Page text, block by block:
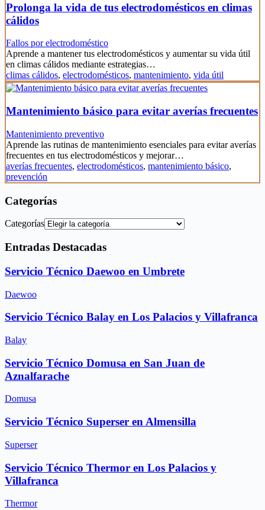
Prolonga la vida de tus electrodomésticos en climas
cálidos
Fallos por electrodoméstico
Aprende a mantener tus electrodomésticos y aumentar su vida útil
en climas cálidos mediante estrategias…
climas cálidos, electrodomésticos, mantenimiento, vida útil
Mantenimiento básico para evitar averías frecuentes
Mantenimiento preventivo
Aprende las rutinas de mantenimiento esenciales para evitar averías
frecuentes en tus electrodomésticos y mejorar…
averías frecuentes, electrodomésticos, mantenimiento básico,
prevención
Categorías
Categorías
Entradas Destacadas
Servicio Técnico Daewoo en Umbrete
Daewoo
Servicio Técnico Balay en Los Palacios y Villafranca
Balay
Servicio Técnico Domusa en San Juan de
Aznalfarache
Domusa
Servicio Técnico Superser en Almensilla
Superser
Servicio Técnico Thermor en Los Palacios y
Villafranca
Thermor